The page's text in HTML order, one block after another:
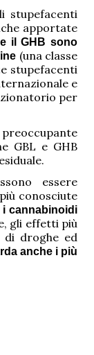
stupefacenti
apportate
il GHB sono
(una classe
stupefacenti
e
per
GBL e GHB
essere
conosciute
i cannabinoidi
gli effetti più
di droghe ed
anche i più